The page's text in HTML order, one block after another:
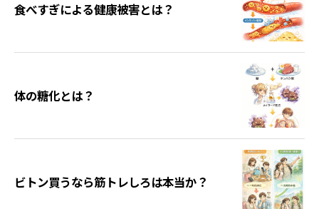
食べすぎによる健康被害とは？
体の糖化とは？
ビトン買うなら筋トレしろは本当か？